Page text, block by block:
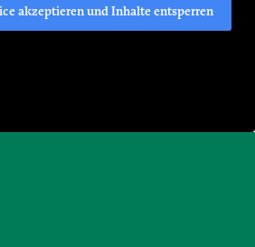
akzeptieren und Inhalte entsperren